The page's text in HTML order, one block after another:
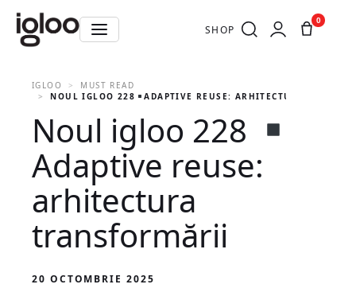
SHOP
0
IGLOO
MUST READ
NOUL IGLOO 228
ADAPTIVE REUSE: ARHITECTURA
Noul igloo 228
Adaptive reuse:
arhitectura
transformării
20 OCTOMBRIE 2025